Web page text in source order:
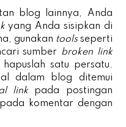
blog lainnya, Anda
yang Anda sisipkan di
gunakan tools seperti
sumber broken link
satu persatu.
dalam blog ditemui
link pada postingan
komentar dengan